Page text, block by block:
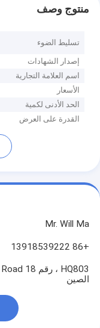
منتوج وصف
تسليط الضوء
إصدار الشهادات
اسم العلامة التجارية
الأسعار
الحد الأدنى لكمية
القدرة على العرض
Mr. Will Ma
+86 13918539222
الصين